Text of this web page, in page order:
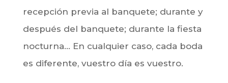
recepción previa al banquete; durante y
después del banquete; durante la fiesta
nocturna… En cualquier caso, cada boda
es diferente, vuestro día es vuestro.